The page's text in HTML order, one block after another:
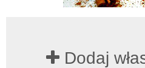
Dodaj